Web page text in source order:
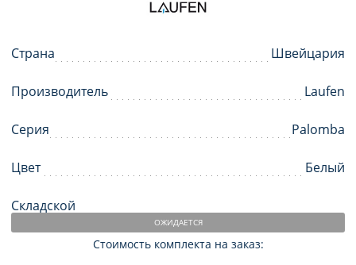
Страна Швейцария
Производитель Laufen
Серия Palomba
Цвет Белый
Складской
ОЖИДАЕТСЯ
Стоимость комплекта на заказ: